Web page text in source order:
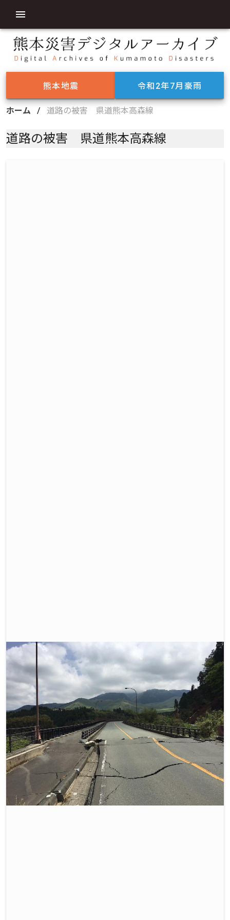
熊本地震 令和2年7月豪雨
ホーム / 道路の被害 県道熊本高森線
道路の被害 県道熊本高森線